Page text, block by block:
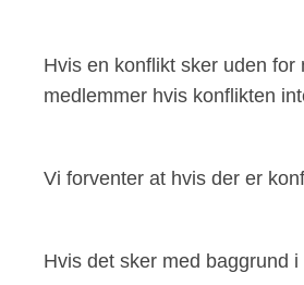
Hvis en konflikt sker uden
medlemmer hvis konflikten
Vi forventer at hvis der er
Hvis det sker med baggrund